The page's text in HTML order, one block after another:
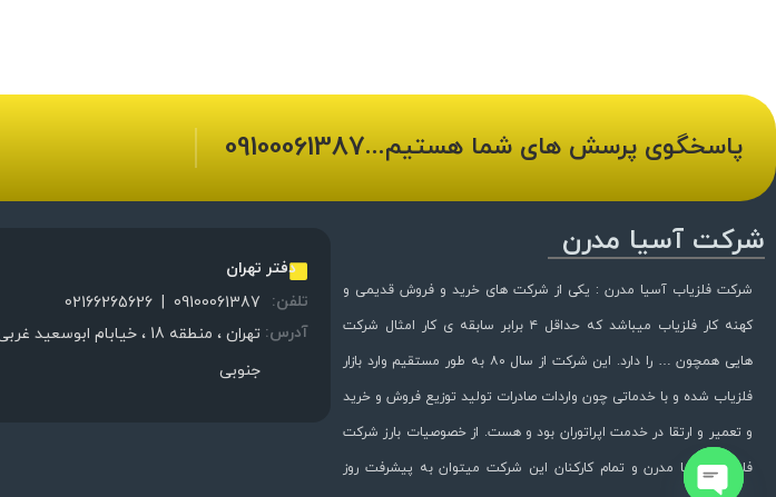
پاسخگوی پرسش های شما هستیم...09100061387
شرکت آسیا مدرن
شرکت فلزیاب آسیا مدرن : یکی از شرکت های خرید و فروش قدیمی و
کهنه کار فلزیاب میباشد که حداقل ۴ برابر سابقه ی کار امثال شرکت
هایی همچون … را دارد. این شرکت از سال ۸۰ به طور مستقیم وارد بازار
فلزیاب شده و با خدماتی چون واردات صادرات تولید توزیع فروش و خرید
و تعمیر و ارتقا در خدمت اپراتوران بود و هست. از خصوصیات بارز شرکت
فلزیاب آسیا مدرن و تمام کارکنان این شرکت میتوان به پیشرفت روز
دفتر تهران
تلفن:
09100061387
|
02166265626
آدرس:
تهران ، منطقه 18 ، خیابام
جنوبی